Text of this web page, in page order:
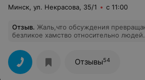
Минск, ул. Некрасова, 35/1 с 11:00
Отзыв. Жаль,что обсуждения превращаются в
безликое хамство относительно
обслуживанием скрывается за чужими
Парадокс нашего
сказать по поводу Прикосновения
мне.
Отзывы54